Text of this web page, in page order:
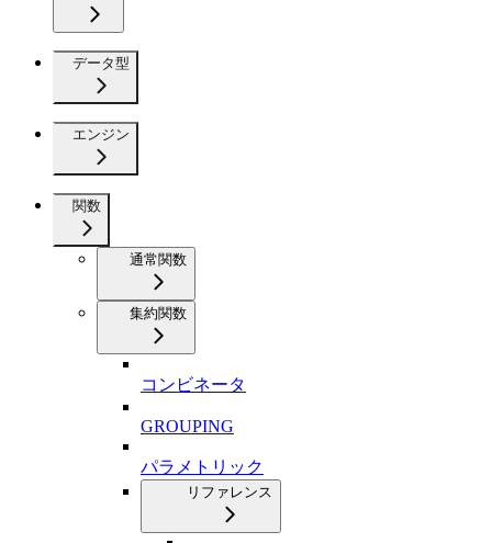
データ型
エンジン
関数
通常関数
集約関数
コンビネータ
GROUPING
パラメトリック
リファレンス